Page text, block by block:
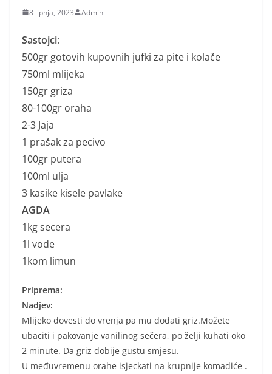
8 lipnja, 2023 Admin
Sastojci:
500gr gotovih kupovnih jufki za pite i kolače
750ml mlijeka
150gr griza
80-100gr oraha
2-3 Jaja
1 prašak za pecivo
100gr putera
100ml ulja
3 kasike kisele pavlake
AGDA
1kg secera
1l vode
1kom limun
Priprema:
Nadjev:
Mlijeko dovesti do vrenja pa mu dodati griz.Možete
ubaciti i pakovanje vanilinog sečera, po želji kuhati oko
2 minute. Da griz dobije gustu smjesu.
U međuvremenu orahe isjeckati na krupnije komadiće .